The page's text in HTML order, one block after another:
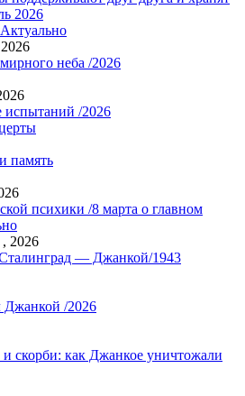
2026
неба /2026
испытаний /2026
память
психики /8 марта о главном
2026
— Джанкой/1943
Джанкой /2026
скорби: как Джанкое уничтожали